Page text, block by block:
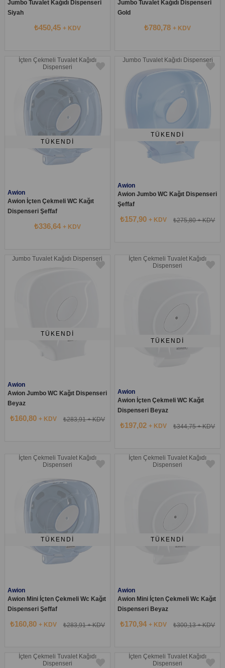
Jumbo Tuvalet Kağıdı Dispenseri
Siyah
₺450,45 + KDV
Jumbo Tuvalet Kağıdı Dispenseri
Gold
₺780,78+ KDV
İçten Çekmeli Tuvalet Kağıdı
Dispenseri
TÜKENDI
Awion
Awion İçten Çekmeli WC Kağıt
Dispenseri Şeffaf
₺336,64 + KDV
Jumbo Tuvalet Kağıdı Dispenseri
TÜKENDI
Awion
Awion Jumbo WC Kağıt Dispenseri
Şeffaf
₺157,90+ KDV ₺275,80+ KDV
Jumbo Tuvalet Kağıdı Dispenseri
TÜKENDI
Awion
Awion Jumbo WC Kağıt Dispenseri
Beyaz
₺160,80 + KDV ₺283,91+ KDV
İçten Çekmeli Tuvalet Kağıdı
Dispenseri
TÜKENDI
Awion
Awion İçten Çekmeli WC Kağıt
Dispenseri Beyaz
₺197,02+ KDV ₺344,75+ KDV
İçten Çekmeli Tuvalet Kağıdı
Dispenseri
TÜKENDI
Awion
Awion Mini İçten Çekmeli Wc Kağıt
Dispenseri Şeffaf
₺160,80 + KDV ₺283,91+ KDV
İçten Çekmeli Tuvalet Kağıdı
Dispenseri
TÜKENDI
Awion
Awion Mini İçten Çekmeli Wc Kağıt
Dispenseri Beyaz
₺170,94+ KDV ₺300,13+ KDV
İçten Çekmeli Tuvalet Kağıdı
Dispenseri
İçten Çekmeli Tuvalet Kağıdı
Dispenseri